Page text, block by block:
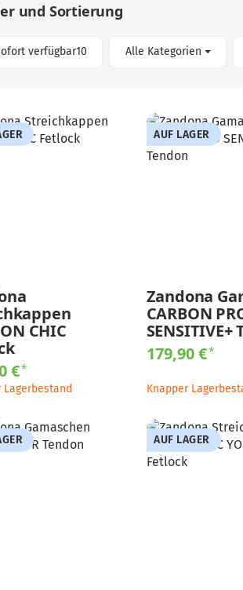
und Sortierung
verfügbar10 Artikel gefunden
Alle Kategorien
CHIC
€*
Lagerbestand
AUF LAGER
Zandona
CARBON
SENSITIVE+
179,90 €*
Knapper
AUF LAGER